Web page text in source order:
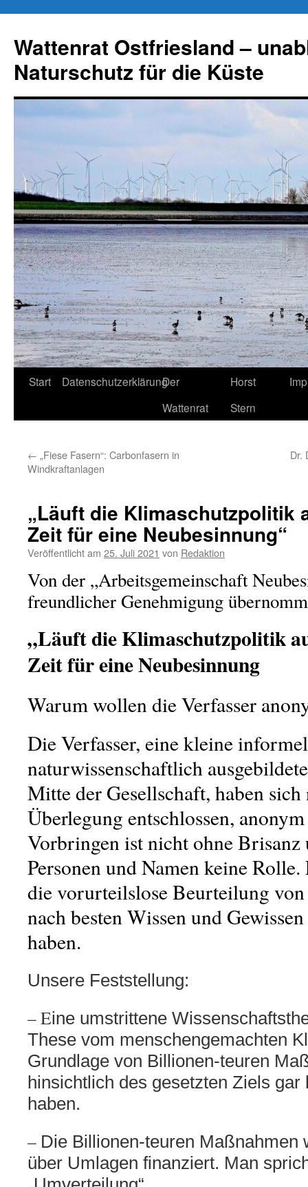
springen
Wattenrat Ostfriesland –
Naturschutz für die Küste
Start DatenschutzerklärungDer
Wattenrat
Horst
Stern
← „Fiese Fasern“: Carbonfasern in
Windkraftanlagen
Dr.
„Läuft die Klimaschutzpolitik
Zeit für eine Neubesinnung“
Veröffentlicht am 25. Juli 2021 von Redaktion
Von der „Arbeitsgemeinschaft
freundlicher Genehmigung
„Läuft die Klimaschutzpolitik
Zeit für eine Neubesinnung
Warum wollen die Verfasser
Die Verfasser, eine kleine
naturwissenschaftlich
Mitte der Gesellschaft, haben
Überlegung entschlossen,
Vorbringen ist nicht ohne Brisanz
Personen und Namen keine
die vorurteilslose Beurteilung
nach besten Wissen und
haben.
Unsere Feststellung:
– Eine umstrittene
These vom menschengemachten
Grundlage von Billionen-teuren
hinsichtlich des gesetzten Ziels gar
haben.
– Die Billionen-teuren Maßnahmen
über Umlagen finanziert. Man